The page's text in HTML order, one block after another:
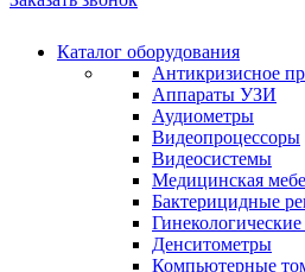
Каталог оборудования
Антикризисное
Аппараты УЗИ
Аудиометры
Видеопроцессоры
Видеосистемы
Медицинская
Бактерицидные
Гинекологические
Денситометры
Компьютерные